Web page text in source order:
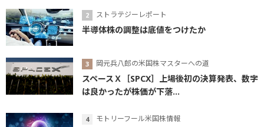
ストラテジーレポート
半導体株の調整は底値をつけたか
岡元兵八郎の米国株マスターへの道
スペースＸ［SPCX］上場後初の決算発表、数字
は良かったが株価が下落...
モトリーフール米国株情報